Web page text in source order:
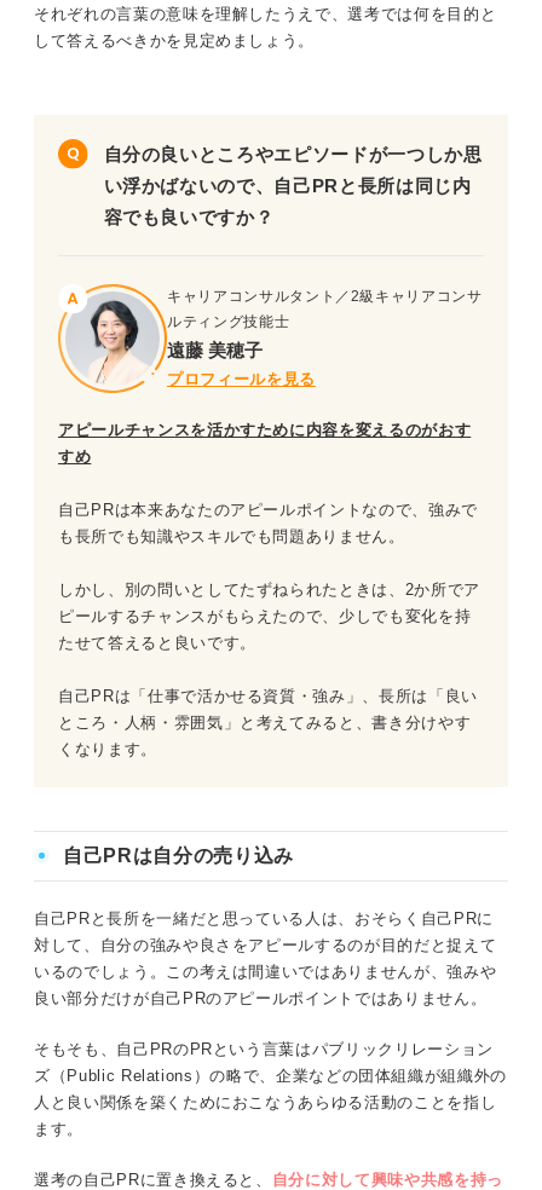
それぞれの言葉の意味を理解したうえで、選考では何を目的と
して答えるべきかを見定めましょう。
自分の良いところやエピソードが一つしか思
い浮かばないので、自己PRと長所は同じ内
容でも良いですか？
キャリアコンサルタント／2級キャリアコンサ
ルティング技能士
遠藤 美穂子
プロフィールを見る
アピールチャンスを活かすために内容を変えるのがおす
すめ
自己PRは本来あなたのアピールポイントなので、強みで
も長所でも知識やスキルでも問題ありません。
しかし、別の問いとしてたずねられたときは、2か所でア
ピールするチャンスがもらえたので、少しでも変化を持
たせて答えると良いです。
自己PRは「仕事で活かせる資質・強み」、長所は「良い
ところ・人柄・雰囲気」と考えてみると、書き分けやす
くなります。
自己PRは自分の売り込み
自己PRと長所を一緒だと思っている人は、おそらく自己PRに
対して、自分の強みや良さをアピールするのが目的だと捉えて
いるのでしょう。この考えは間違いではありませんが、強みや
良い部分だけが自己PRのアピールポイントではありません。
そもそも、自己PRのPRという言葉はパブリックリレーション
ズ（Public Relations）の略で、企業などの団体組織が組織外の
人と良い関係を築くためにおこなうあらゆる活動のことを指し
ます。
選考の自己PRに置き換えると、 自分に対して興味や共感を持っ